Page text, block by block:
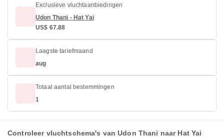
Exclusieve vluchtaanbiedingen
Udon Thani - Hat Yai
US$ 67.88
Laagste tariefmaand
aug
Totaal aantal bestemmingen
1
Controleer vluchtschema's van Udon Thani naar Hat Yai